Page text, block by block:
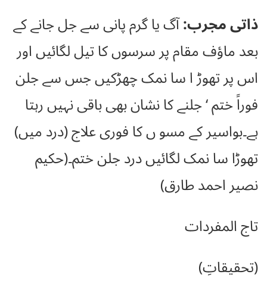
ذاتی مجرب:آگ یا گرم پانی سے جل جانے کے
بعد ماؤف مقام پر سرسوں کا تیل لگائیں اور
اس پر تھوڑ ا سا نمک چھڑکیں جس سے جلن
فوراً ختم ‘ جلنے کا نشان بھی باقی نہیں رہتا
ہے۔بواسیر کے مسو ں کا فوری علاج (درد میں)
تھوڑا سا نمک لگائیں درد جلن ختم۔(حکیم
نصیر احمد طارق)
تاج المفردات
(تحقیقاتِ)